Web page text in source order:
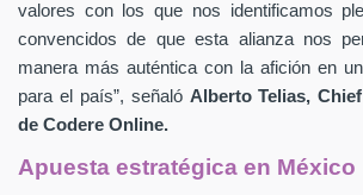
valores con los que nos identificamos
convencidos de que esta alianza nos
manera más auténtica con la afición en
para el país”, señaló Alberto Telias,
de Codere Online.
Apuesta estratégica en México